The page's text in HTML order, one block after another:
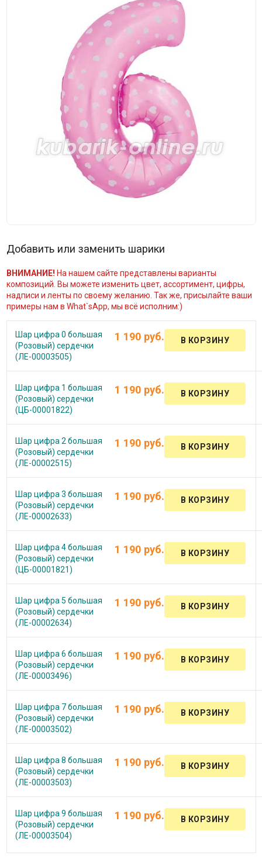
Добавить или заменить шарики
ВНИМАНИЕ! На нашем сайте представлены варианты
композиций. Вы можете изменить цвет, ассортимент, цифры,
надписи и ленты по своему желанию. Так же, присылайте ваши
примеры нам в What`sApp, мы всё исполним:)
Шар цифра 0 большая
(Розовый) сердечки
(ЛЕ-00003505)
1 190 руб.
Шар цифра 1 большая
(Розовый) сердечки
(ЦБ-00001822)
1 190 руб.
Шар цифра 2 большая
(Розовый) сердечки
(ЛЕ-00002515)
1 190 руб.
Шар цифра 3 большая
(Розовый) сердечки
(ЛЕ-00002633)
1 190 руб.
Шар цифра 4 большая
(Розовый) сердечки
(ЦБ-00001821)
1 190 руб.
Шар цифра 5 большая
(Розовый) сердечки
(ЛЕ-00002634)
1 190 руб.
Шар цифра 6 большая
(Розовый) сердечки
(ЛЕ-00003496)
1 190 руб.
Шар цифра 7 большая
(Розовый) сердечки
(ЛЕ-00003502)
1 190 руб.
Шар цифра 8 большая
(Розовый) сердечки
(ЛЕ-00003503)
1 190 руб.
Шар цифра 9 большая
(Розовый) сердечки
(ЛЕ-00003504)
1 190 руб.